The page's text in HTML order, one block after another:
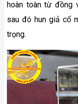
hoàn toàn từ đồng
sau đó hun giả cổ
trọng.